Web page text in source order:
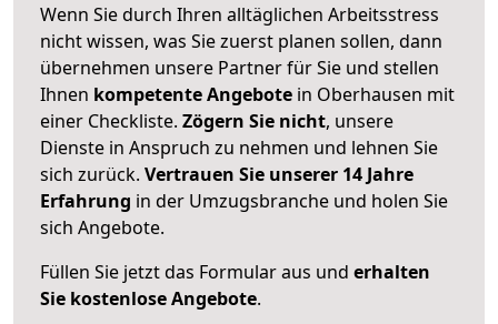
Wenn Sie durch Ihren alltäglichen Arbeitsstress
nicht wissen, was Sie zuerst planen sollen, dann
übernehmen unsere Partner für Sie und stellen
Ihnen kompetente Angebote in Oberhausen mit
einer Checkliste. Zögern Sie nicht, unsere
Dienste in Anspruch zu nehmen und lehnen Sie
sich zurück. Vertrauen Sie unserer 14 Jahre
Erfahrung in der Umzugsbranche und holen Sie
sich Angebote.
Füllen Sie jetzt das Formular aus und erhalten
Sie kostenlose Angebote.